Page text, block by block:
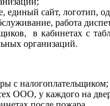
единый сайт, логотип,
работа
в кабинетах с
организаций.
с налогоплательщиком;
ООО, у каждого на